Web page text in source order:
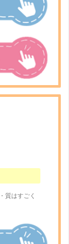
質はすごく